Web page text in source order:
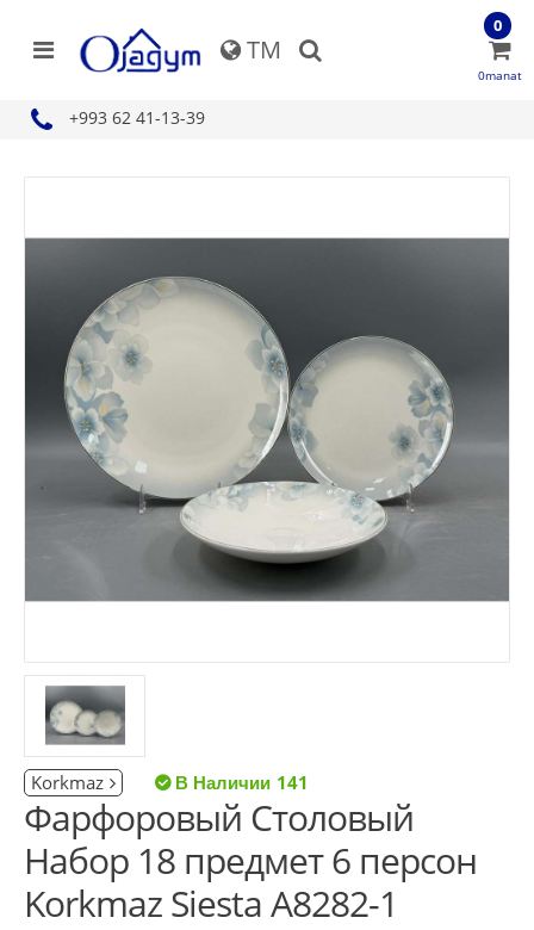
TM
+993 62 41-13-39
0
0manat
Korkmaz 141
Фарфоровый Столовый
Набор 18 предмет 6 персон
Korkmaz Siesta A8282-1